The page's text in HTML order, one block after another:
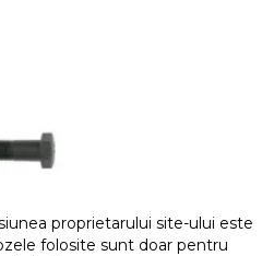
proprietarului site-ului este
folosite sunt doar pentru